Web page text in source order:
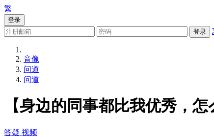
繁
登录
登录
音像
问道
问道
【身边的同事都比我优秀，怎
答疑 视频